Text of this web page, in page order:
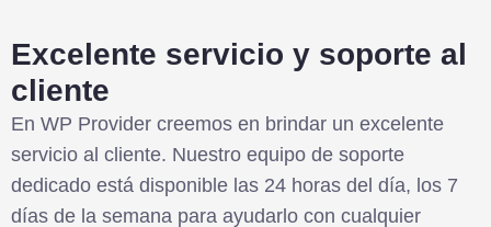
Excelente servicio y soporte al
cliente
En WP Provider creemos en brindar un excelente
servicio al cliente. Nuestro equipo de soporte
dedicado está disponible las 24 horas del día, los 7
días de la semana para ayudarlo con cualquier